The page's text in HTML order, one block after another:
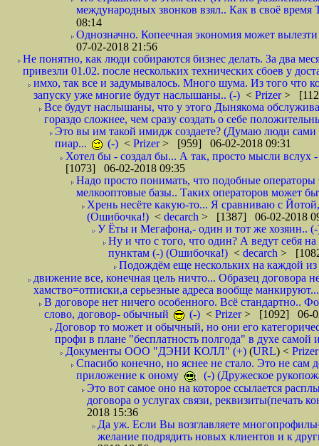
международных звонков взял.. Как в своё
08:14
Однозначно. Копеечная экономия может
07-02-2018 21:56
Не понятно, как люди собираются бизнес делать. За два
привезли 01.02. после нескольких технических сбоев у
имхо, так все и задумывалось. Много шума. Из того что
запуску уже многие будут наслышаны.. (-) < Prizer>
Все будут наслышаны, что у этого Дынякома
гораздо сложнее, чем сразу создать о себе
Это вы им такой имидж создаете? (Думаю люди сами
пиар...
(-) < Prizer> [959] 06-02-2018 09:31
Хотел бы - создал бы... А так, просто мысли вслух
[1073] 06-02-2018 09:35
Надо просто понимать, что подобные
мелкооптовые базы.. Таких операторов может
Хрень несёте какую-то... Я сравниваю с
(Ошибочка!) < decarch > [1387] 06-02-2018
У Ёты и Мегафона,- один и тот же хозяин..
Ну и что с того, что один? А ведут себя
пунктам (-) (Ошибочка!) < decarch >
Подождём еще нескольких на каждой из
движение все, конечная цель ничто... Образец договора
хамство=отписки,а серьезные адреса вообще
В договоре нет ничего особенного. Всё стандартно..
слово, договор- обычный
(-) < Prizer> [1092] 06-
Договор то может и обычный, но они его
профи в плане "бесплатность полгода" в духе
Документы ООО "ДЭНИ КОЛЛ" (+) (URL) <
Спасибо конечно, но яснее не стало. Это не сам
приложение к оному
(-) (Дружеское
Это вот самое оно на которое ссылается
договора о услугах связи, реквизиты(печать
2018 15:36
Да уж. Если Вы возглавляете
желание подрядить новых клиентов и к